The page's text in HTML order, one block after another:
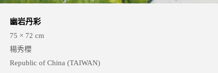
幽岩丹彩
75 × 72 cm
楊秀櫻
Republic of China (TAIWAN)